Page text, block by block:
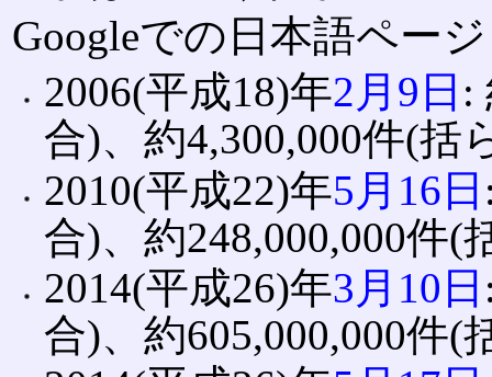
Googleでの日本語ペー
2006(平成18)年2月9日 :
合)、約4,300,000件(括
2010(平成22)年5月16日
合)、約248,000,000件(
2014(平成26)年3月10日
合)、約605,000,000件(